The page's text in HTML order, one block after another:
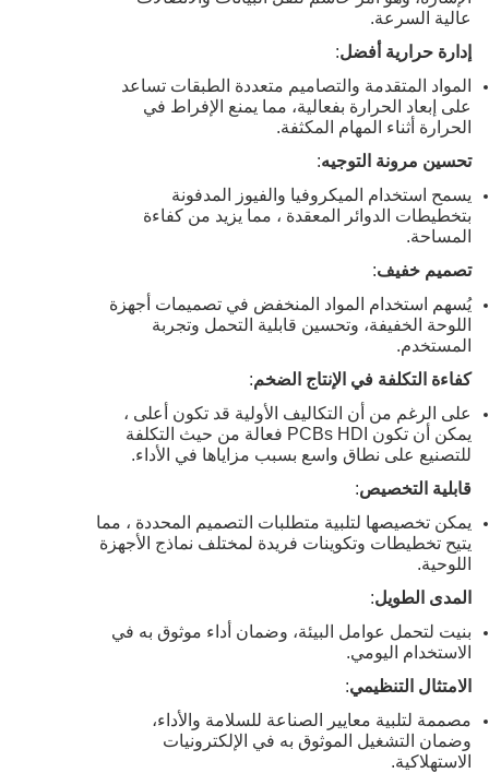
عالية السرعة.
إدارة حرارية أفضل :
المواد المتقدمة والتصاميم متعددة الطبقات تساعد
على إبعاد الحرارة بفعالية، مما يمنع الإفراط في
الحرارة أثناء المهام المكثفة.
تحسين مرونة التوجيه:
يسمح استخدام الميكروفيا والفيوز المدفونة
بتخطيطات الدوائر المعقدة ، مما يزيد من كفاءة
المساحة.
تصميم خفيف:
يُسهم استخدام المواد المنخفض في تصميمات أجهزة
اللوحة الخفيفة، وتحسين قابلية التحمل وتجربة
المستخدم.
كفاءة التكلفة في الإنتاج الضخم:
على الرغم من أن التكاليف الأولية قد تكون أعلى ،
يمكن أن تكون PCBs HDI فعالة من حيث التكلفة
للتصنيع على نطاق واسع بسبب مزاياها في الأداء.
قابلية التخصيص :
يمكن تخصيصها لتلبية متطلبات التصميم المحددة ، مما
يتيح تخطيطات وتكوينات فريدة لمختلف نماذج الأجهزة
اللوحية.
المدى الطويل :
بنيت لتحمل عوامل البيئة، وضمان أداء موثوق به في
الاستخدام اليومي.
الامتثال التنظيمي :
مصممة لتلبية معايير الصناعة للسلامة والأداء،
وضمان التشغيل الموثوق به في الإلكترونيات
الاستهلاكية.